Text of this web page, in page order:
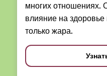
многих отношениях.
влияние на
только жара.